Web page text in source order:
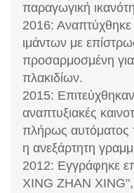
παραγωγική
2016:
ιμάντων με
προσαρμοσμένη
πλακιδίων.
2015: Επιτεύχθηκαν
αναπτυξιακές
πλήρως αυτόματος
η ανεξάρτητη
2012: Εγγράφηκε
XING ZHAN